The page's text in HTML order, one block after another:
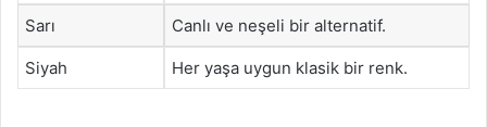
Sarı Canlı ve neşeli bir alternatif.
Siyah Her yaşa uygun klasik bir renk.